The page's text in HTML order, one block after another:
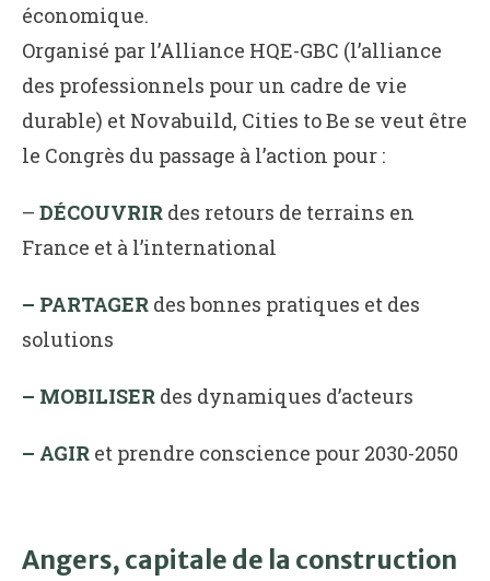
économique.
Organisé par l’Alliance HQE-GBC (l’alliance
des professionnels pour un cadre de vie
durable) et Novabuild, Cities to Be se veut être
le Congrès du passage à l’action pour :
– DÉCOUVRIR des retours de terrains en
France et à l’international
– PARTAGER des bonnes pratiques et des
solutions
– MOBILISER des dynamiques d’acteurs
– AGIR et prendre conscience pour 2030-2050
Angers, capitale de la construction